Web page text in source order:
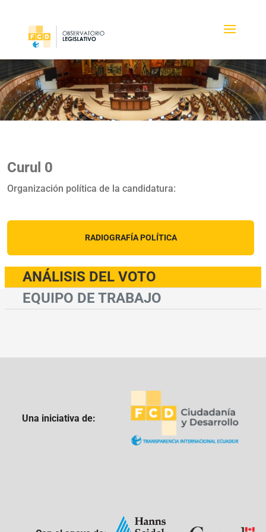
Curul 0
Organización política de la candidatura:
RADIOGRAFÍA POLÍTICA
ANÁLISIS DEL VOTO
EQUIPO DE TRABAJO
Una iniciativa de: